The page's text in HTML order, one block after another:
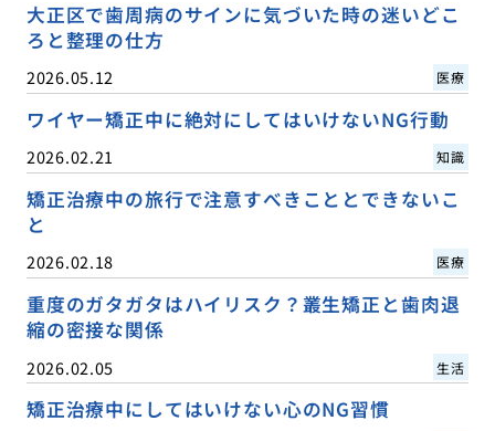
大正区で歯周病のサインに気づいた時の迷いどこ
ろと整理の仕方
2026.05.12 医療
ワイヤー矯正中に絶対にしてはいけないNG行動
2026.02.21 知識
矯正治療中の旅行で注意すべきこととできないこ
と
2026.02.18 医療
重度のガタガタはハイリスク？叢生矯正と歯肉退
縮の密接な関係
2026.02.05 生活
矯正治療中にしてはいけない心のNG習慣